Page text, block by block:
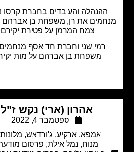
ההנהלה והעובדים בחברת קרסו נדל"ן
את רן, משפחת בן אברהם וקבוצת
צמח המרמן על פטירת יקירם.
רמי שני וחברת חד אסף מנחמים את
משפחת בן אברהם על מות יקירם.
אהרון (ארי) נקש ז"ל
ספטמבר 4, 2022
ארקיע, ג'ורדאש,מלונות סטאי,
נמל אילת,פרסום מודעת אבל